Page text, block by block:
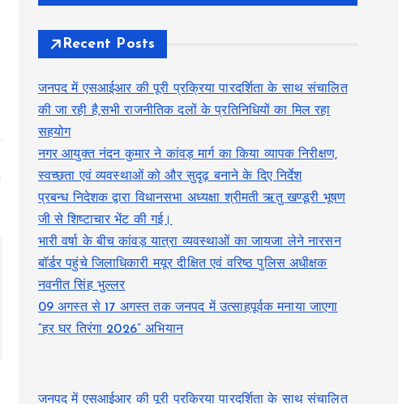
Recent Posts
जनपद में एसआईआर की पूरी प्रक्रिया पारदर्शिता के साथ संचालित
की जा रही है,सभी राजनीतिक दलों के प्रतिनिधियों का मिल रहा
सहयोग
नगर आयुक्त नंदन कुमार ने कांवड़ मार्ग का किया व्यापक निरीक्षण,
स्वच्छता एवं व्यवस्थाओं को और सुदृढ़ बनाने के दिए निर्देश
प्रबन्ध निदेशक द्वारा विधानसभा अध्यक्षा श्रीमती ऋतु खण्डूरी भूषण
जी से शिष्टाचार भेंट की गई।
भारी वर्षा के बीच कांवड़ यात्रा व्यवस्थाओं का जायजा लेने नारसन
बॉर्डर पहुंचे जिलाधिकारी मयूर दीक्षित एवं वरिष्ठ पुलिस अधीक्षक
नवनीत सिंह भुल्लर
09 अगस्त से 17 अगस्त तक जनपद में उत्साहपूर्वक मनाया जाएगा
“हर घर तिरंगा 2026” अभियान
जनपद में एसआईआर की पूरी प्रक्रिया पारदर्शिता के साथ संचालित